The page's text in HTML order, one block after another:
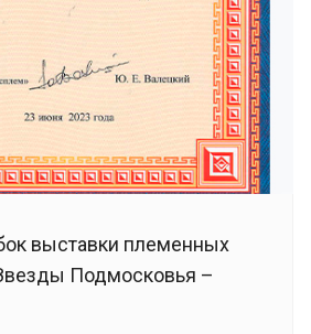
выставки племенных
Подмосковья –